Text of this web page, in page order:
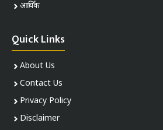
आर्थिक
Quick Links
About Us
Contact Us
Privacy Policy
Disclaimer